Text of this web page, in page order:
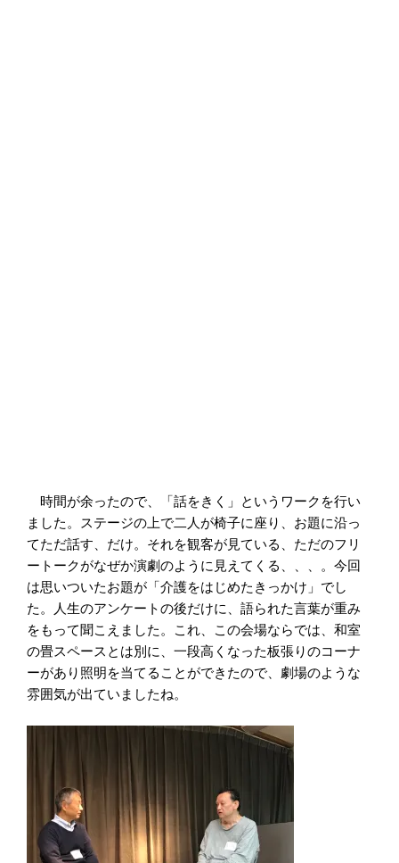
時間が余ったので、「話をきく」というワークを行い
ました。ステージの上で二人が椅子に座り、お題に沿っ
てただ話す、だけ。それを観客が見ている、ただのフリ
ートークがなぜか演劇のように見えてくる、、、。今回
は思いついたお題が「介護をはじめたきっかけ」でし
た。人生のアンケートの後だけに、語られた言葉が重み
をもって聞こえました。これ、この会場ならでは、和室
の畳スペースとは別に、一段高くなった板張りのコーナ
ーがあり照明を当てることができたので、劇場のような
雰囲気が出ていましたね。